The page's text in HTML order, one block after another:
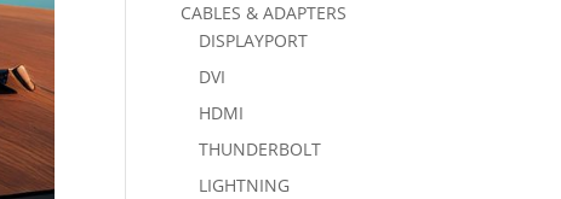
CABLES & ADAPTERS
DISPLAYPORT
DVI
HDMI
THUNDERBOLT
LIGHTNING